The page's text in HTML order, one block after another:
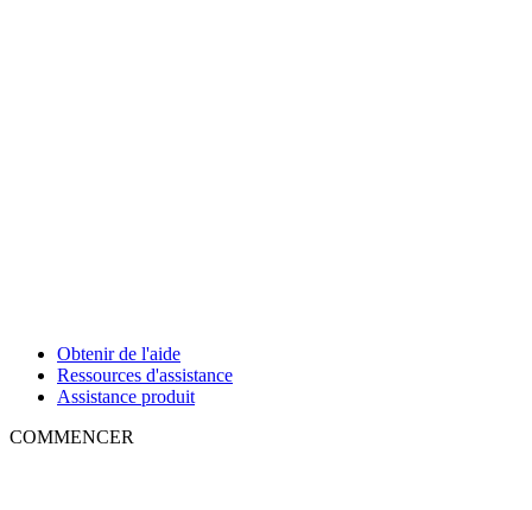
Obtenir de l'aide
Ressources d'assistance
Assistance produit
COMMENCER